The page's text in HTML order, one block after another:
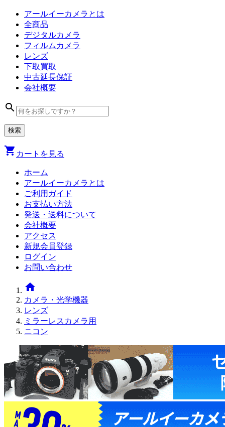
アールイーカメラとは
全商品
デジタルカメラ
フィルム カメラ
レンズ
下取買取
中古延長保証
会社概要
search
shopping_cart カートを見る
ホーム
アールイーカメラとは
ご利用ガイド
お支払い方法
発送・送料について
会社概要
アクセス
新規会員登録
ログイン
お問い合わせ
home
カメラ・光学機器
レンズ
ミラーレスカメラ用
ニコン